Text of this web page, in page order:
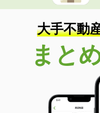
大手不動
まと